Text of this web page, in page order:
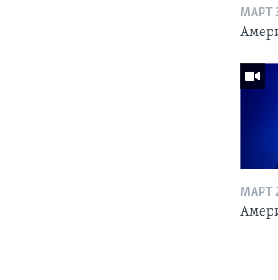
МАРТ
МАРТ